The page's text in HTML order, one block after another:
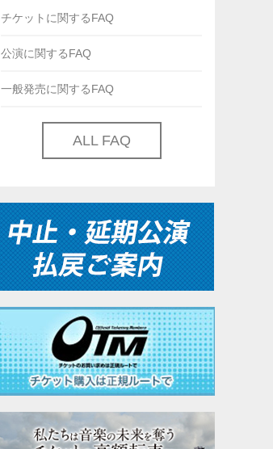
チケットに関するFAQ
公演に関するFAQ
一般発売に関するFAQ
ALL FAQ